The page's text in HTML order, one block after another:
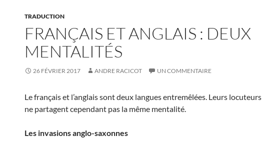
TRADUCTION
FRANÇAIS ET ANGLAIS : DEUX
MENTALITÉS
26 FÉVRIER 2017 ANDRE RACICOT UN COMMENTAIRE
Le français et l’anglais sont deux langues entremêlées. Leurs locuteurs
ne partagent cependant pas la même mentalité.
Les invasions anglo-saxonnes